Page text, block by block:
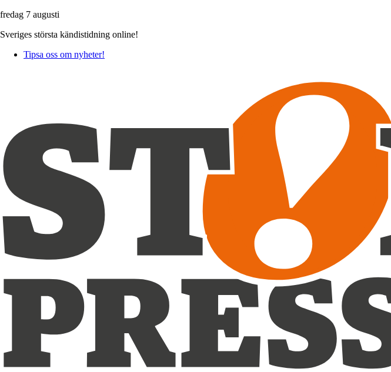
fredag 7 augusti
Sveriges största kändistidning online!
Tipsa oss om nyheter!